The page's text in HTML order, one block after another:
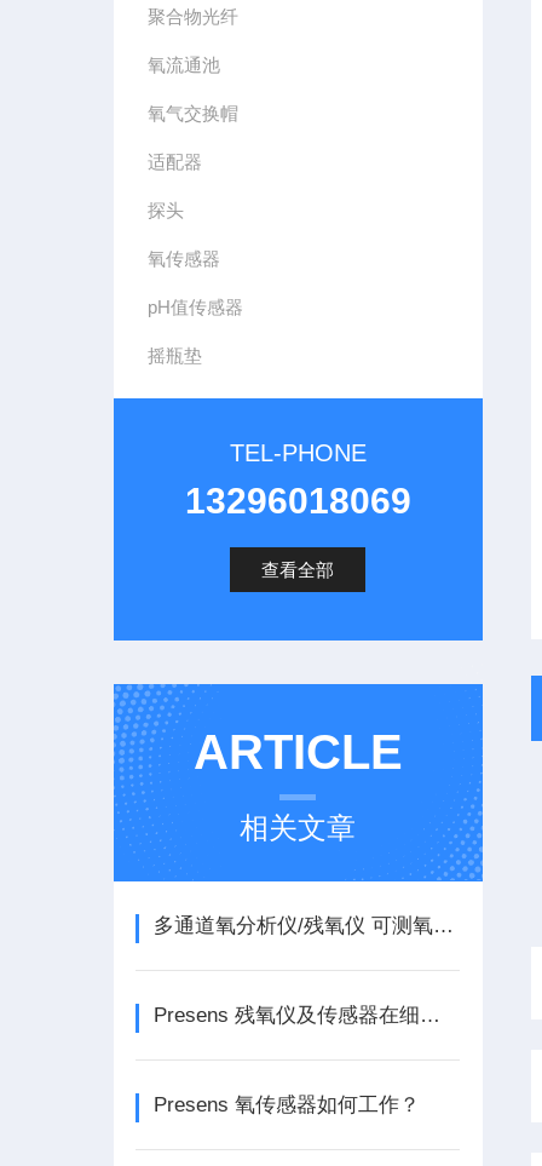
聚合物光纤
氧流通池
氧气交换帽
适配器
探头
氧传感器
pH值传感器
摇瓶垫
TEL-PHONE
13296018069
查看全部
ARTICLE
相关文章
多通道氧分析仪/残氧仪 可测氧气,PH(酸碱度）
Presens 残氧仪及传感器在细胞和基因治疗领域的应用
Presens 氧传感器如何工作？